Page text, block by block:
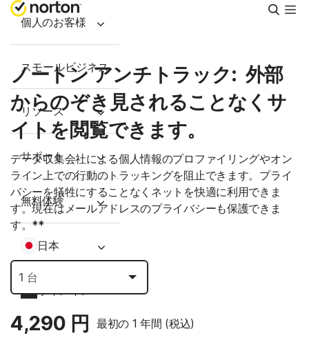
検
索
個人のお客様
スモールビジネス
リソース
サポート
無料体験
日本
サインイン
ノートン アンチトラック: 外部
からのぞき見されることなくサ
イトを閲覧できます。
データ収集会社による個人情報のプロファイリングやオン
ライン上での行動のトラッキングを阻止できます。プライ
バシーを犠牲にすることなくネットを快適に利用できま
す。現在はメールアドレスのプライバシーも保護できま
す。**
4,290 円 最初の 1 年間 (税込)